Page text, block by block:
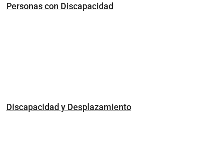
Personas con Discapacidad
Discapacidad y Desplazamiento